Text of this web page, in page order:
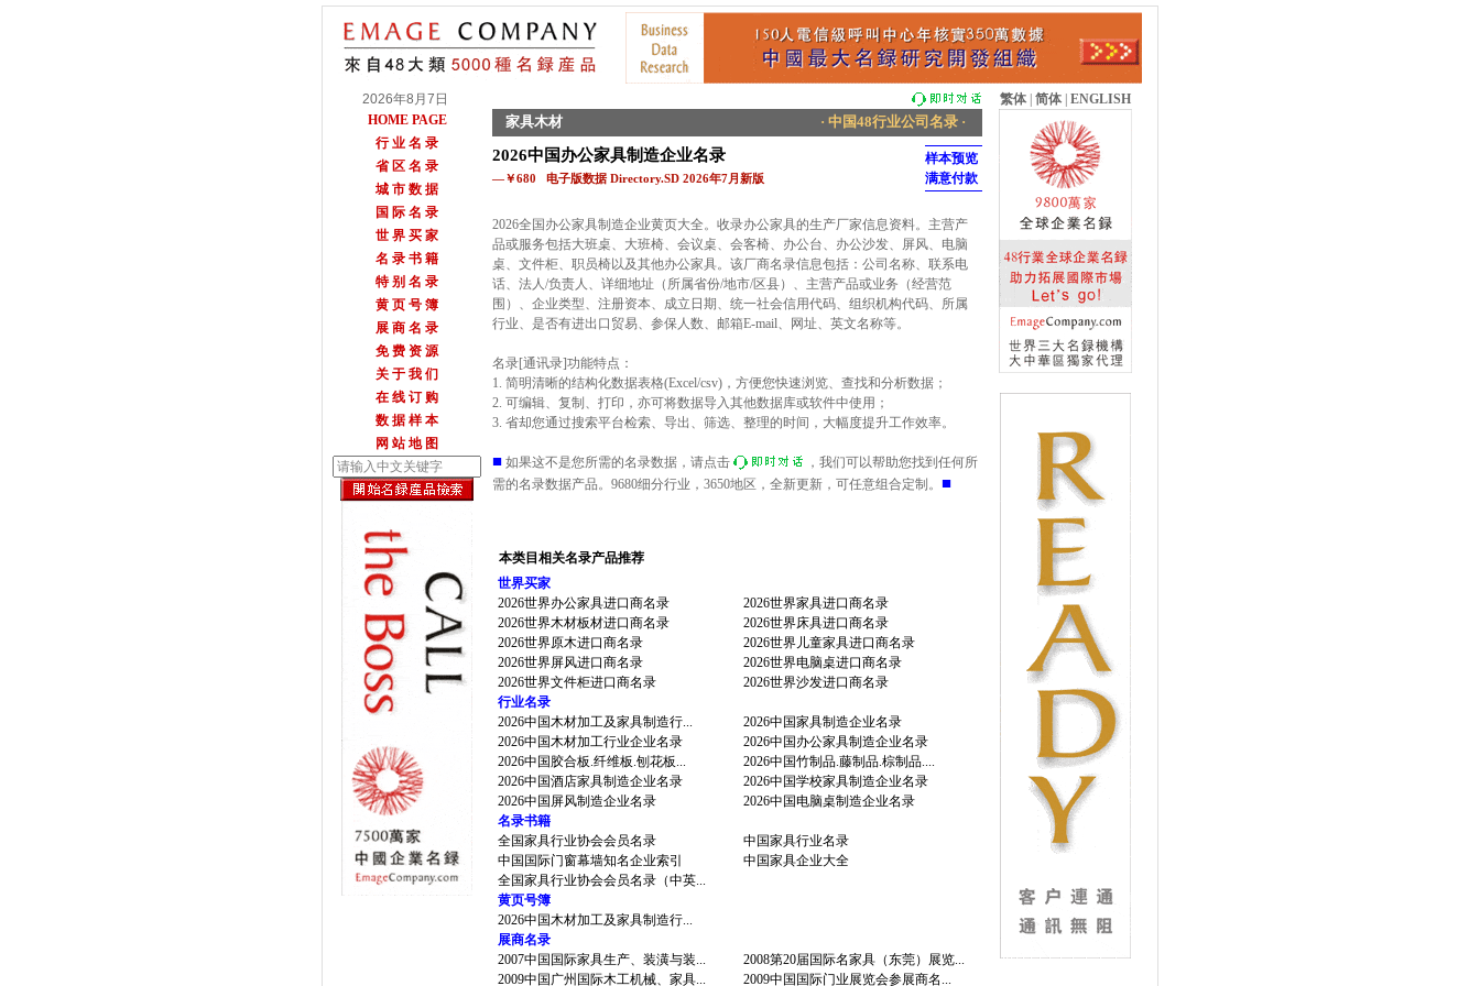
2026年8月7日 繁体 简体 ENGLISH
HOME PAGE
行 业 名 录
省 区 名 录
城 市 数 据
国 际 名 录
世 界 买 家
名 录 书 籍
特 别 名 录
黄 页 号 簿
展 商 名 录
免 费 资 源
关 于 我 们
在 线 订 购
数 据 样 本
网 站 地 图
家具木材 · 中国48行业公司名录 ·
2026中国办公家具制造企业名录
—￥680 电子版数据 Directory.SD 2026年7月新版
样本预览
满意付款
2026全国办公家具制造企业黄页大全。收录办公家具的生产厂家信息资料。主营产
品或服务包括大班桌、大班椅、会议桌、会客椅、办公台、办公沙发、屏风、电脑
桌、文件柜、职员椅以及其他办公家具。该厂商名录信息包括：公司名称、联系电
话、法人/负责人、详细地址（所属省份/地市/区县）、主营产品或业务（经营范
围）、企业类型、注册资本、成立日期、统一社会信用代码、组织机构代码、所属
行业、是否有进出口贸易、参保人数、邮箱E-mail、网址、英文名称等。
名录[通讯录]功能特点：
1. 简明清晰的结构化数据表格(Excel/csv)，方便您快速浏览、查找和分析数据；
2. 可编辑、复制、打印，亦可将数据导入其他数据库或软件中使用；
3. 省却您通过搜索平台检索、导出、筛选、整理的时间，大幅度提升工作效率。
■ 如果这不是您所需的名录数据，请点击
，我们可以帮助您找到任何所
需的名录数据产品。9680细分行业，3650地区，全新更新，可任意组合定制。 ■
本类目相关名录产品推荐
世界买家
2026世界办公家具进口商名录
2026世界家具进口商名录
2026世界木材板材进口商名录
2026世界床具进口商名录
2026世界原木进口商名录
2026世界儿童家具进口商名录
2026世界屏风进口商名录
2026世界电脑桌进口商名录
2026世界文件柜进口商名录
2026世界沙发进口商名录
行业名录
2026中国木材加工及家具制造行...
2026中国家具制造企业名录
2026中国木材加工行业企业名录
2026中国办公家具制造企业名录
2026中国胶合板.纤维板.刨花板...
2026中国竹制品.藤制品.棕制品....
2026中国酒店家具制造企业名录
2026中国学校家具制造企业名录
2026中国屏风制造企业名录
2026中国电脑桌制造企业名录
名录书籍
全国家具行业协会会员名录
中国家具行业名录
中国国际门窗幕墙知名企业索引
中国家具企业大全
全国家具行业协会会员名录（中英...
黄页号簿
2026中国木材加工及家具制造行...
展商名录
2007中国国际家具生产、装潢与装...
2008第20届国际名家具（东莞）展览...
2009中国广州国际木工机械、家具...
2009中国国际门业展览会参展商名...